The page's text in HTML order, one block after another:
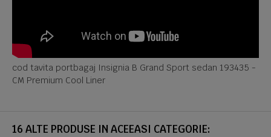
cod tavita portbagaj Insignia B Grand Sport sedan 193435 -
CM Premium Cool Liner
16 ALTE PRODUSE IN ACEEASI CATEGORIE: